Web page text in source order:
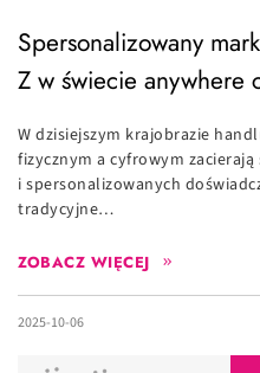
Spersonalizowany
Z w świecie anywhere
W dzisiejszym krajobrazie
fizycznym a cyfrowym
i spersonalizowanych
tradycyjne…
ZOBACZ WIĘCEJ
2025-10-06